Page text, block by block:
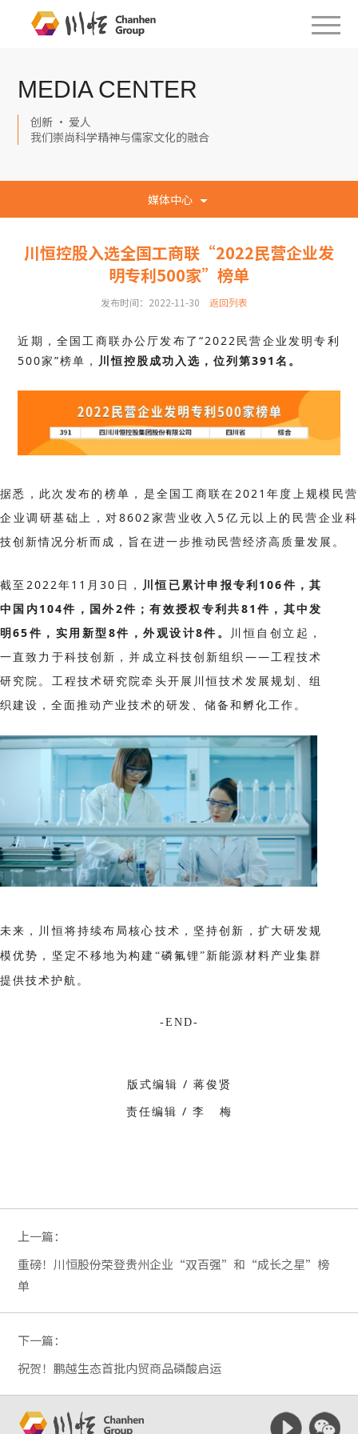
MEDIA CENTER
创新 · 爱人
我们崇尚科学精神与儒家文化的融合
媒体中心
川恒控股入选全国工商联“2022民营企业发
明专利500家”榜单
发布时间：2022-11-30 返回列表
近期，全国工商联办公厅发布了“2022民营企业发明专利
500家”榜单， 川恒控股成功入选，位列第391名。
据悉，此次发布的榜单，是全国工商联在2021年度上规模民营
企业调研基础上，对8602家营业收入5亿元以上的民营企业科
技创新情况分析而成，旨在进一步推动民营经济高质量发展。
截至 2022年11月30日， 川恒已累计申报专利106件，其
中国内104件，国外2件；有效授权专利共81件，其中发
明65件，实用新型8件，外观设计8件。
川恒自创立起，
一直致力于科技创新，并成立科技创新组织——工程技术
研究院。 工程技术研究院牵头开展川恒技术发展规划、组
织建设，全面推动产业技术的研发、储备和孵化工作。
未来，川恒将持续布局核心技术，坚持创新，扩大研发规
模优势，坚定不移地为构建“磷氟锂”新能源材料产业集群
提供技术护航。
-END-
版式编辑 / 蒋俊贤
责任编辑 / 李 梅
上一篇：
重磅！川恒股份荣登贵州企业“双百强”和“成长之星”榜
单
下一篇：
祝贺！鹏越生态首批内贸商品磷酸启运